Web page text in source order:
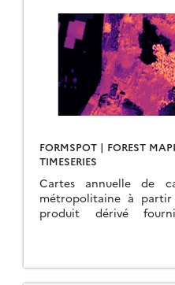
FORMSPOT | FOREST
TIMESERIES
Cartes annuelle de
métropolitaine à partir
produit dérivé